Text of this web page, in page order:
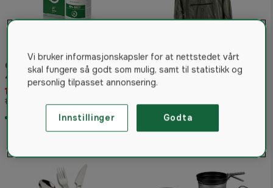
Care Plus Anti-Insect Deet
40 % spray 60 ml
130 kr
165 kr
5etta Mygganorakk
På lager
Vi bruker informasjonskapsler for at nettstedet vårt
skal fungere så godt som mulig, samt til statistikk og
personlig tilpasset annonsering.
Innstillinger Godta